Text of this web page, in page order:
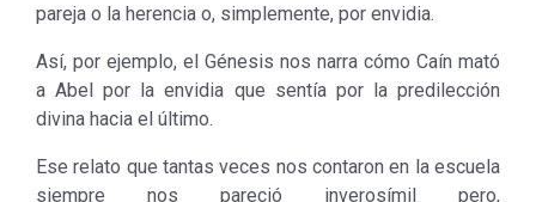
pareja o la herencia o, simplemente, por envidia.
Así, por ejemplo, el Génesis nos narra cómo Caín mató
a Abel por la envidia que sentía por la predilección
divina hacia el último.
Ese relato que tantas veces nos contaron en la escuela
siempre nos pareció inverosímil pero,